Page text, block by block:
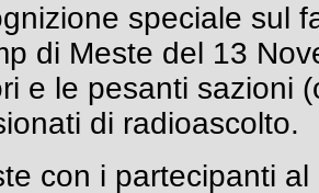
speciale sul
di Meste del 13
e le pesanti sazioni
di radioascolto.
con i partecipanti